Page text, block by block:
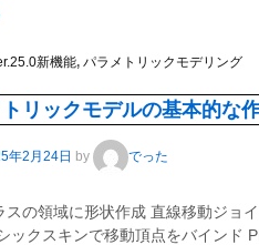
新機能, パラメトリックモデリング
リックモデルの基本的な
年2月24日 by でった
スの領域に形状作成 直線移動ジョ
ックスキンで移動頂点をバインド